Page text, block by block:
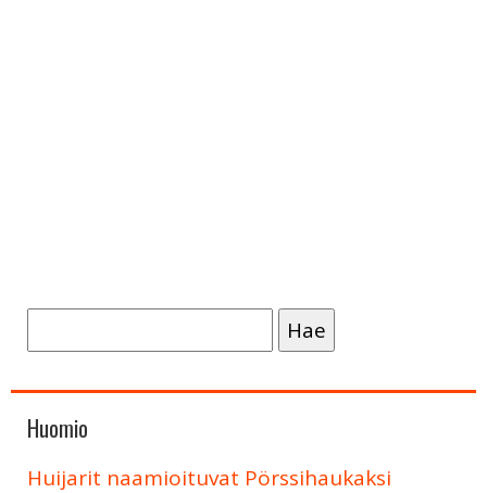
Huomio
Huijarit naamioituvat Pörssihaukaksi